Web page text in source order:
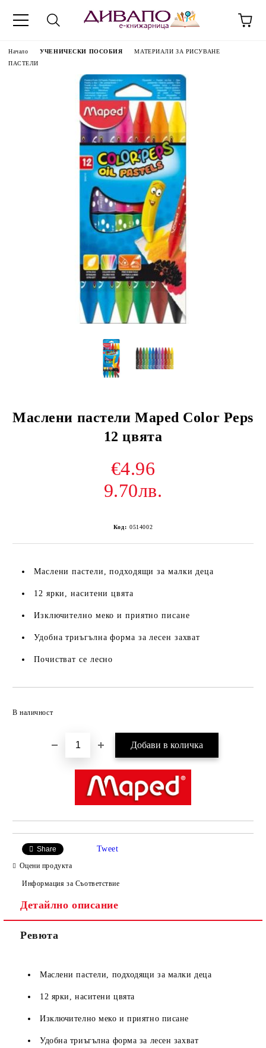
Начало УЧЕНИЧЕСКИ ПОСОБИЯ
МАТЕРИАЛИ ЗА РИСУВАНЕ
ПАСТЕЛИ
Маслени пастели Maped Color Peps
12 цвята
€4.96
9.70лв.
Код: 0514002
Маслени пастели, подходящи за малки деца
12 ярки, наситени цвята
Изключително меко и приятно писане
Удобна триъгълна форма за лесен захват
Почистват се лесно
В наличност
Share Tweet
Оцени продукта
Информация за Съответствие
Детайлно описание
Ревюта
Маслени пастели, подходящи за малки деца
12 ярки, наситени цвята
Изключително меко и приятно писане
Удобна триъгълна форма за лесен захват